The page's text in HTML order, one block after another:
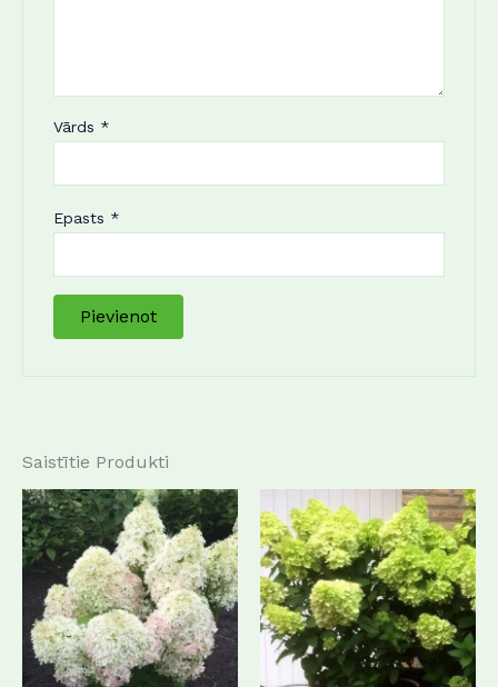
Vārds *
Epasts *
Saistītie Produkti